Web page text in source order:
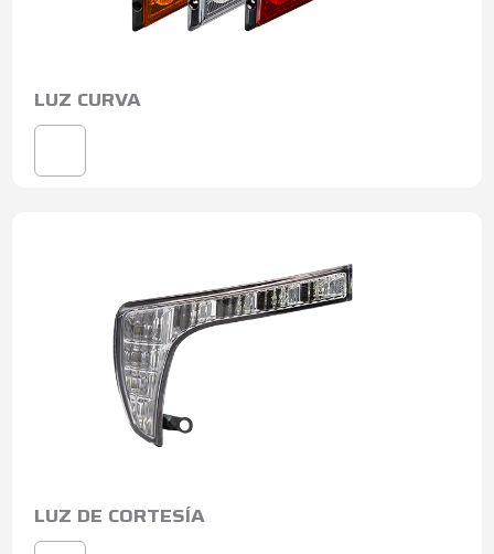
LUZ CURVA
LUZ DE CORTESÍA